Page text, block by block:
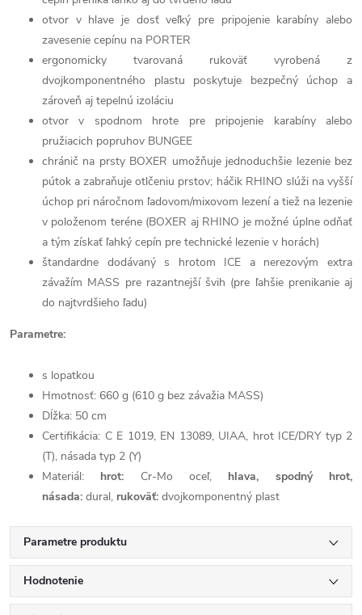
otvor v hlave je dosť veľký pre pripojenie karabíny alebo
zavesenie cepínu na PORTER
ergonomicky tvarovaná rukoväť vyrobená z
dvojkomponentného plastu poskytuje bezpečný úchop a
zároveň aj tepelnú izoláciu
otvor v spodnom hrote pre pripojenie karabíny alebo
pružiacich popruhov BUNGEE
chránič na prsty BOXER umožňuje jednoduchšie lezenie bez
pútok a zabraňuje otlčeniu prstov; háčik RHINO slúži na vyšší
úchop pri náročnom ľadovom/mixovom lezení a tiež na lezenie
v položenom teréne (BOXER aj RHINO je možné úplne odňať
a tým získať ľahký cepín pre technické lezenie v horách)
štandardne dodávaný s hrotom ICE a nerezovým extra
závažím MASS pre razantnejší švih (pre ľahšie prenikanie aj
do najtvrdšieho ľadu)
Parametre:
s lopatkou
Hmotnosť: 660 g (610 g bez závažia MASS)
Dĺžka: 50 cm
Certifikácia: C E 1019, EN 13089, UIAA, hrot ICE/DRY typ 2
(T), násada typ 2 (Y)
Materiál: hrot: Cr-Mo oceľ, hlava, spodný hrot,
násada: dural, rukoväť: dvojkomponentný plast
Parametre produktu
Hodnotenie